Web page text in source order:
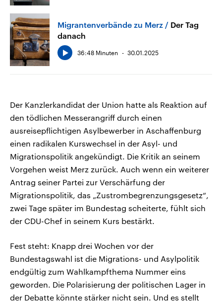
Migrantenverbände zu Merz
Der Tag
danach
36:48 Minuten 30.01.2025
Der Kanzlerkandidat der Union hatte als Reaktion auf
den tödlichen Messerangriff durch einen
ausreisepflichtigen Asylbewerber in Aschaffenburg
einen radikalen Kurswechsel in der Asyl- und
Migrationspolitik angekündigt. Die Kritik an seinem
Vorgehen weist Merz zurück. Auch wenn ein weiterer
Antrag seiner Partei zur Verschärfung der
Migrationspolitik, das „Zustrombegrenzungsgesetz“,
zwei Tage später im Bundestag scheiterte, fühlt sich
der CDU-Chef in seinem Kurs bestärkt.
Fest steht: Knapp drei Wochen vor der
Bundestagswahl ist die Migrations- und Asylpolitik
endgültig zum Wahlkampfthema Nummer eins
geworden. Die Polarisierung der politischen Lager in
der Debatte könnte stärker nicht sein. Und es stellt